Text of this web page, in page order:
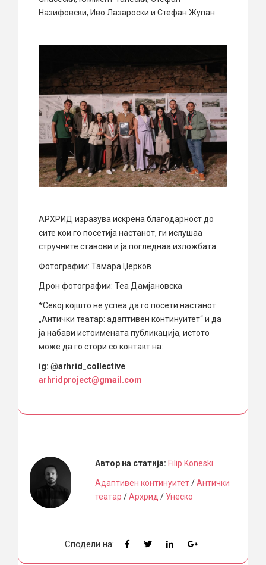
Назифовски, Иво Лазароски и Стефан Жупан.
АРХРИД изразува искрена благодарност до
сите кои го посетија настанот, ги ислушаа
стручните ставови и ја погледнаа изложбата.
Фотографии: Тамара Џерков
Дрон фотографии: Теа Дамјановска
*Секој којшто не успеа да го посети настанот
„Антички театар: адаптивен континуитет“ и да
ја набави истоимената публикација, истото
може да го стори со контакт на:
ig: @arhrid_collective
arhridproject@gmail.com
Автор на статија: Filip Koneski
Адаптивен континуитет/Антички
театар /Архрид / Унеско
Сподели на: